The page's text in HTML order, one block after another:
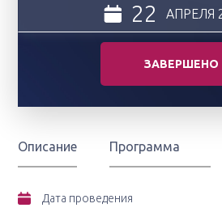
ЗАВЕРШЕНО
22 АПРЕЛЯ
Описание Программа
Дата проведения